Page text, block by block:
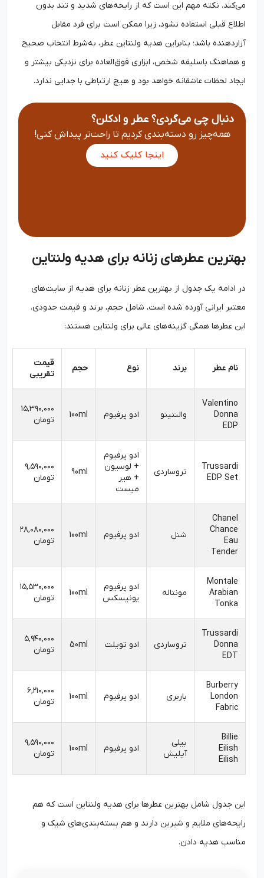
می‌کند. نکته مهم این است که از رایحه‌های شدید و تند بدون
اطلاع قبلی استفاده نشود، زیرا ممکن است برای فرد مقابل
آزاردهنده باشد؛ بنابراین هدیه ولنتاین عطر، به‌شرط انتخاب صحیح
و هماهنگ باسلیقه شخص، ابزاری فوق‌العاده برای نزدیکی بیشتر و
ایجاد لحظات عاشقانه خواهد بود و هیچ ارتباطی با جدایی ندارد.
دنبال چی می‌گردی؟ عطر و ادکلن؟
همه‌چیز رو دسته‌بندی کردیم تا راحت‌تر پیداش کنی!
اینجا کلیک کنید
بهترین عطرهای زنانه برای هدیه ولنتاین
در ادامه یک جدول از بهترین عطر زنانه برای هدیه از سایت‌های
معتبر ایرانی آورده شده است، شامل حجم، برند و قیمت حدودی.
این عطرها همگی گزینه‌های عالی برای ولنتاین هستند:
نام عطر
قیمت
تقریبی
Valentino
Donna
والنتینو ادو پرفیوم 100ml
۱۵,۳۹۰,۰۰۰
تومان
Trussardi
EDP Set
تروساردی
ادو پرفیوم
+ لوسیون
+ هیر
میست
90ml
۹,۵۹۰,۰۰۰
تومان
Chanel
Chance
Tender
ادو پرفیوم 100ml
۲۸,۰۸۰,۰۰۰
تومان
Montale
Arabian
Tonka
مونتاله
ادو پرفیوم
یونیسکس
100ml
۱۵,۵۳۰,۰۰۰
تومان
Trussardi
Donna
تروساردی ادو تویلت 50ml
۵,۹۴۰,۰۰۰
تومان
Burberry
London
Fabric
باربری ادو پرفیوم 100ml
۶,۲۱۰,۰۰۰
تومان
Eilish
Eilish
آیلیش
ادو پرفیوم 100ml
۹,۵۹۰,۰۰۰
تومان
این جدول شامل بهترین عطرها برای هدیه ولنتاین است که هم
رایحه‌های ملایم و شیرین دارند و هم بسته‌بندی‌های شیک و
مناسب هدیه دادن.